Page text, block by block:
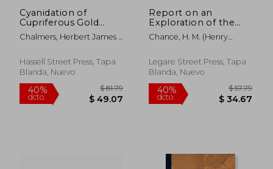
Cyanidation of
Cupriferous Gold
Ores (en Inglés)
Chalmers, Herbert James ;
University Of Alberta
Department Of
Hassell Street Press, Tapa
Blanda, Nuevo
Report on an
Exploration of the
Coalfields of North
Carolina: Made for the
Agriculture (en
Inglés)
Chance, H. M. (Henry
Carolina Board Of
Agriculture
Legare Street Press, Tapa
Blanda, Nuevo